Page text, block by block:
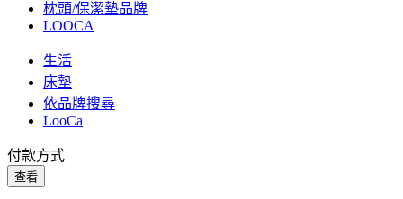
枕頭/保潔墊品牌
LOOCA
生活
床墊
依品牌搜尋
LooCa
付款方式
查看